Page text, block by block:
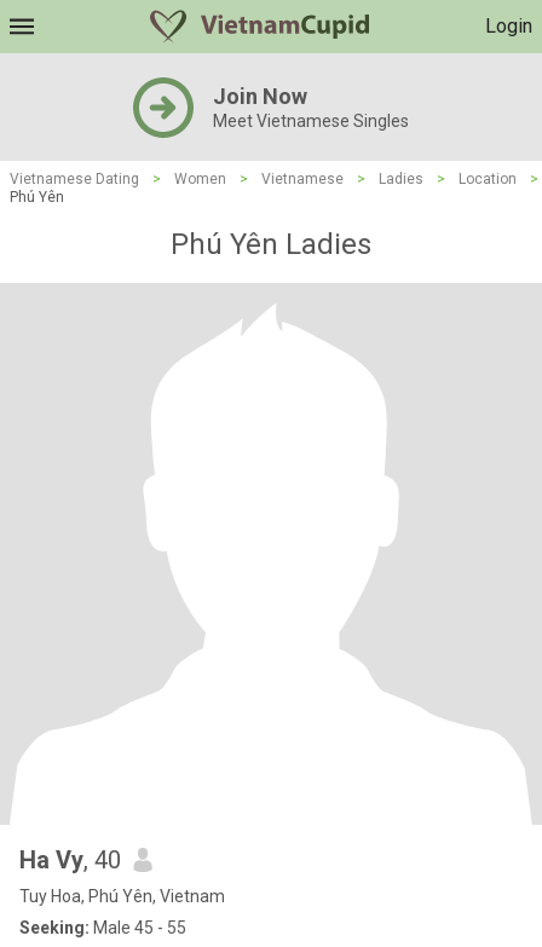
Login
Join Now
Meet Vietnamese Singles
Vietnamese Dating > Women > Vietnamese > Ladies > Location
>
Phú Yên
Phú Yên Ladies
Ha Vy, 40
Tuy Hoa, Phú Yên, Vietnam
Seeking: Male 45 - 55